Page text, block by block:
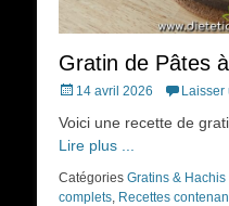
Gratin de Pâtes
Posted
14 avril 2026 Laisser
Voici une recette de
Lire plus ...
Catégories Gratins &
complets Recettes